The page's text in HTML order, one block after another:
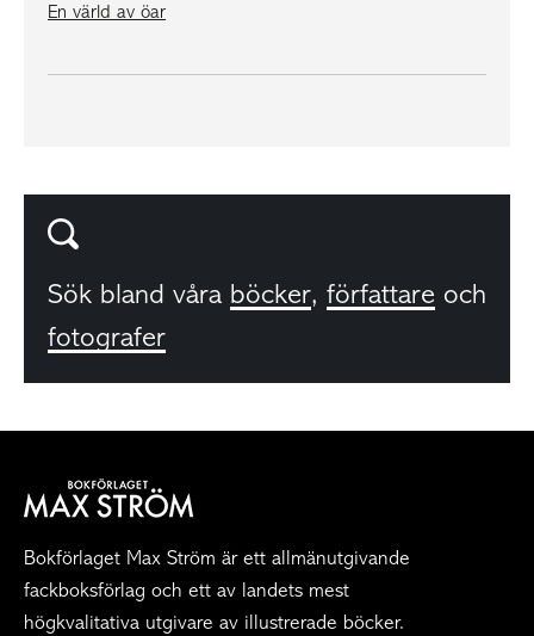
En värld av öar
Sök bland våra böcker, författare och
fotografer
Bokförlaget Max Ström är ett allmänutgivande
fackboksförlag och ett av landets mest
högkvalitativa utgivare av illustrerade böcker.